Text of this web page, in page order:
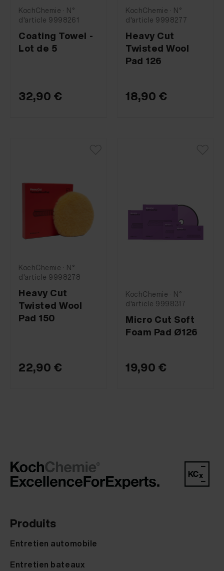
KochChemie · N°
d'article 9998261
Coating Towel -
Lot de 5
32,90 €
KochChemie · N°
d'article 9998277
Heavy Cut
Twisted Wool
Pad 126
18,90 €
KochChemie · N°
d'article 9998278
Heavy Cut
Twisted Wool
Pad 150
22,90 €
KochChemie · N°
d'article 9998317
Micro Cut Soft
Foam Pad Ø126
19,90 €
Produits
Entretien automobile
Entretien bateaux